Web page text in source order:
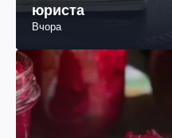
юриста
Вчора